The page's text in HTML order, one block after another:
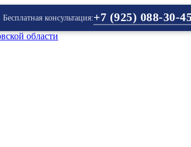
Бесплатная консультация:+7 (925) 088-30-